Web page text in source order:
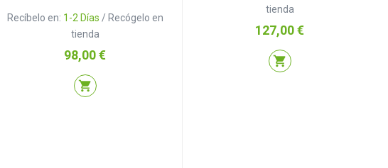
Recíbelo en: 1-2 Días / Recógelo en
tienda
Precio
98,00 €
shopping_cart
tienda
Precio
127,00 €
shopping_cart